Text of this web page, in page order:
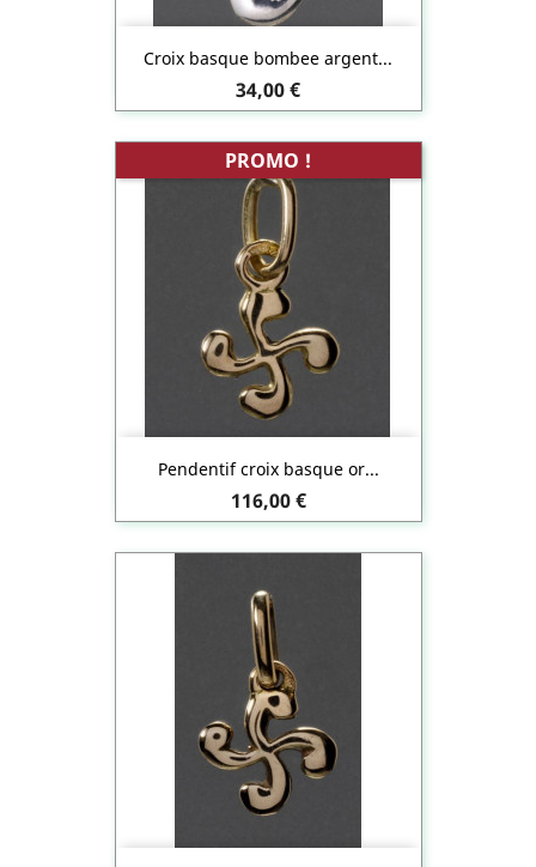
Croix basque bombee argent...
Prix
34,00 €
Pendentif croix basque or...
Prix
116,00 €
PROMO !